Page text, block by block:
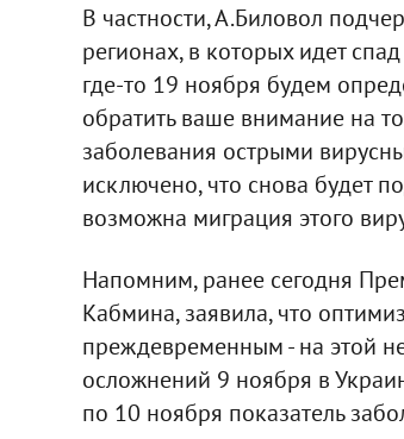
В частности, А.Биловол
регионах, в которых идет
где-то 19 ноября будем
обратить ваше внимание на
заболевания острыми
исключено, что снова будет
возможна миграция этого
Напомним, ранее сегодня
Кабмина, заявила, что
преждевременным - на этой
осложнений 9 ноября в
по 10 ноября показатель